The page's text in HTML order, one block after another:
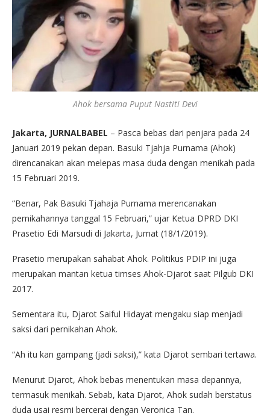
Ahok bersama Puput Nastiti Devi
Jakarta, JURNALBABEL – Pasca bebas dari penjara pada 24
Januari 2019 pekan depan. Basuki Tjahja Purnama (Ahok)
direncanakan akan melepas masa duda dengan menikah pada
15 Februari 2019.
“Benar, Pak Basuki Tjahaja Purnama merencanakan
pernikahannya tanggal 15 Februari,” ujar Ketua DPRD DKI
Prasetio Edi Marsudi di Jakarta, Jumat (18/1/2019).
Prasetio merupakan sahabat Ahok. Politikus PDIP ini juga
merupakan mantan ketua timses Ahok-Djarot saat Pilgub DKI
2017.
Sementara itu, Djarot Saiful Hidayat mengaku siap menjadi
saksi dari pernikahan Ahok.
“Ah itu kan gampang (jadi saksi),” kata Djarot sembari tertawa.
Menurut Djarot, Ahok bebas menentukan masa depannya,
termasuk menikah. Sebab, kata Djarot, Ahok sudah berstatus
duda usai resmi bercerai dengan Veronica Tan.